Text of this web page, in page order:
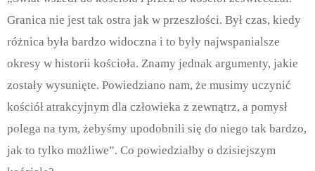
Granica nie jest tak ostra jak w przeszłości. Był czas, kiedy
różnica była bardzo widoczna i to były najwspanialsze
okresy w historii kościoła. Znamy jednak argumenty, jakie
zostały wysunięte. Powiedziano nam, że musimy uczynić
kościół atrakcyjnym dla człowieka z zewnątrz, a pomysł
polega na tym, żebyśmy upodobnili się do niego tak bardzo,
jak to tylko możliwe”. Co powiedziałby o dzisiejszym